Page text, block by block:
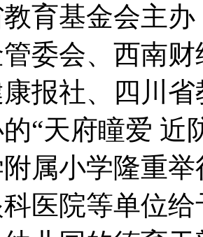
育基金会主
委会、西南
报社、四川
“天府瞳爱 近
属小学隆重
医院等单位